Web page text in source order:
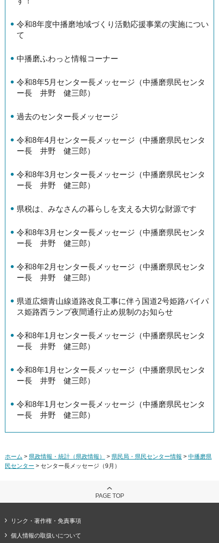
令和8年度中播磨地域づくり活動応援事業の実施につい
て
中播磨ふわっと情報コーナー
令和8年5月センター長メッセージ（中播磨県民センタ
ー長 井野 健三郎）
過去のセンター長メッセージ
令和8年4月センター長メッセージ（中播磨県民センタ
ー長 井野 健三郎）
令和8年3月センター長メッセージ（中播磨県民センタ
ー長 井野 健三郎）
県税は、みなさんの暮らしを支える大切な財源です
令和8年3月センター長メッセージ（中播磨県民センタ
ー長 井野 健三郎）
令和8年2月センター長メッセージ（中播磨県民センタ
ー長 井野 健三郎）
県道広畑青山線道路改良工事に伴う国道2号姫路バイパ
ス姫路西ランプ夜間通行止め規制のお知らせ
令和8年1月センター長メッセージ（中播磨県民センタ
ー長 井野 健三郎）
令和8年1月センター長メッセージ（中播磨県民センタ
ー長 井野 健三郎）
令和8年1月センター長メッセージ（中播磨県民センタ
ー長 井野 健三郎）
ホーム > 県政情報・統計（県政情報） > 県民局・県民センター情報 > 中播磨県
民センター > センター長メッセージ（9月）
PAGE TOP
リンク・著作権・免責事項
個人情報の取扱いについて